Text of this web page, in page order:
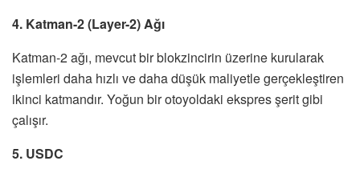
4. Katman-2 (Layer-2) Ağı
Katman-2 ağı, mevcut bir blokzincirin üzerine kurularak
işlemleri daha hızlı ve daha düşük maliyetle gerçekleştiren
ikinci katmandır. Yoğun bir otoyoldaki ekspres şerit gibi
çalışır.
5. USDC